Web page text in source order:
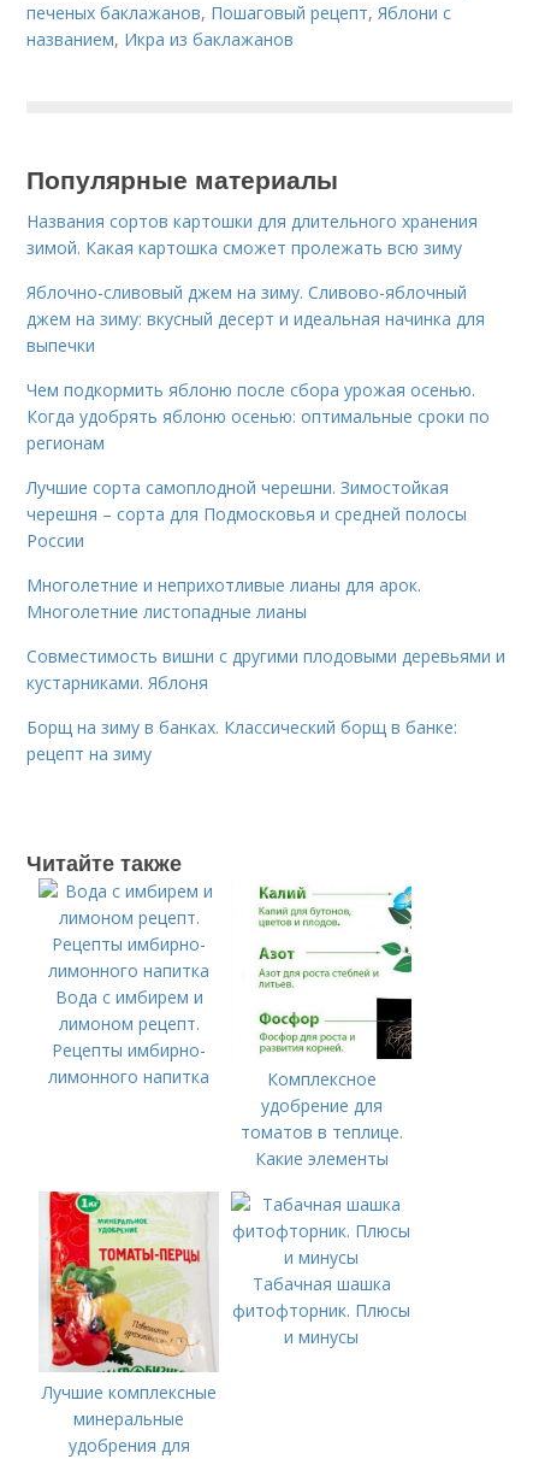
печеных баклажанов, Пошаговый рецепт,Яблони с
названием, Икра из баклажанов
Популярные материалы
Названия сортов картошки для длительного хранения
зимой. Какая картошка сможет пролежать всю зиму
Яблочно-сливовый джем на зиму. Сливово-яблочный
джем на зиму: вкусный десерт и идеальная начинка для
выпечки
Чем подкормить яблоню после сбора урожая осенью.
Когда удобрять яблоню осенью: оптимальные сроки по
регионам
Лучшие сорта самоплодной черешни. Зимостойкая
черешня – сорта для Подмосковья и средней полосы
России
Многолетние и неприхотливые лианы для арок.
Многолетние листопадные лианы
Совместимость вишни с другими плодовыми деревьями и
кустарниками. Яблоня
Борщ на зиму в банках. Классический борщ в банке:
рецепт на зиму
Читайте также
Вода с имбирем и
лимоном рецепт.
Рецепты имбирно-
лимонного напитка
Комплексное
удобрение для
томатов в теплице.
Какие элементы
особенности их
внесения
Лучшие комплексные
минеральные
удобрения для
Табачная шашка
фитофторник. Плюсы
и минусы